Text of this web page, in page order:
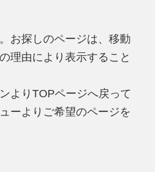
お探しのページは、移動
理由により表示すること
よりTOPページへ戻って
ーよりご希望のページを